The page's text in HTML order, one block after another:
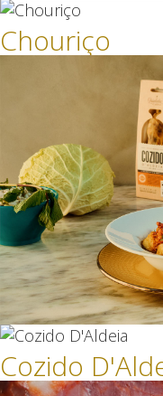
Chouriço
Cozido